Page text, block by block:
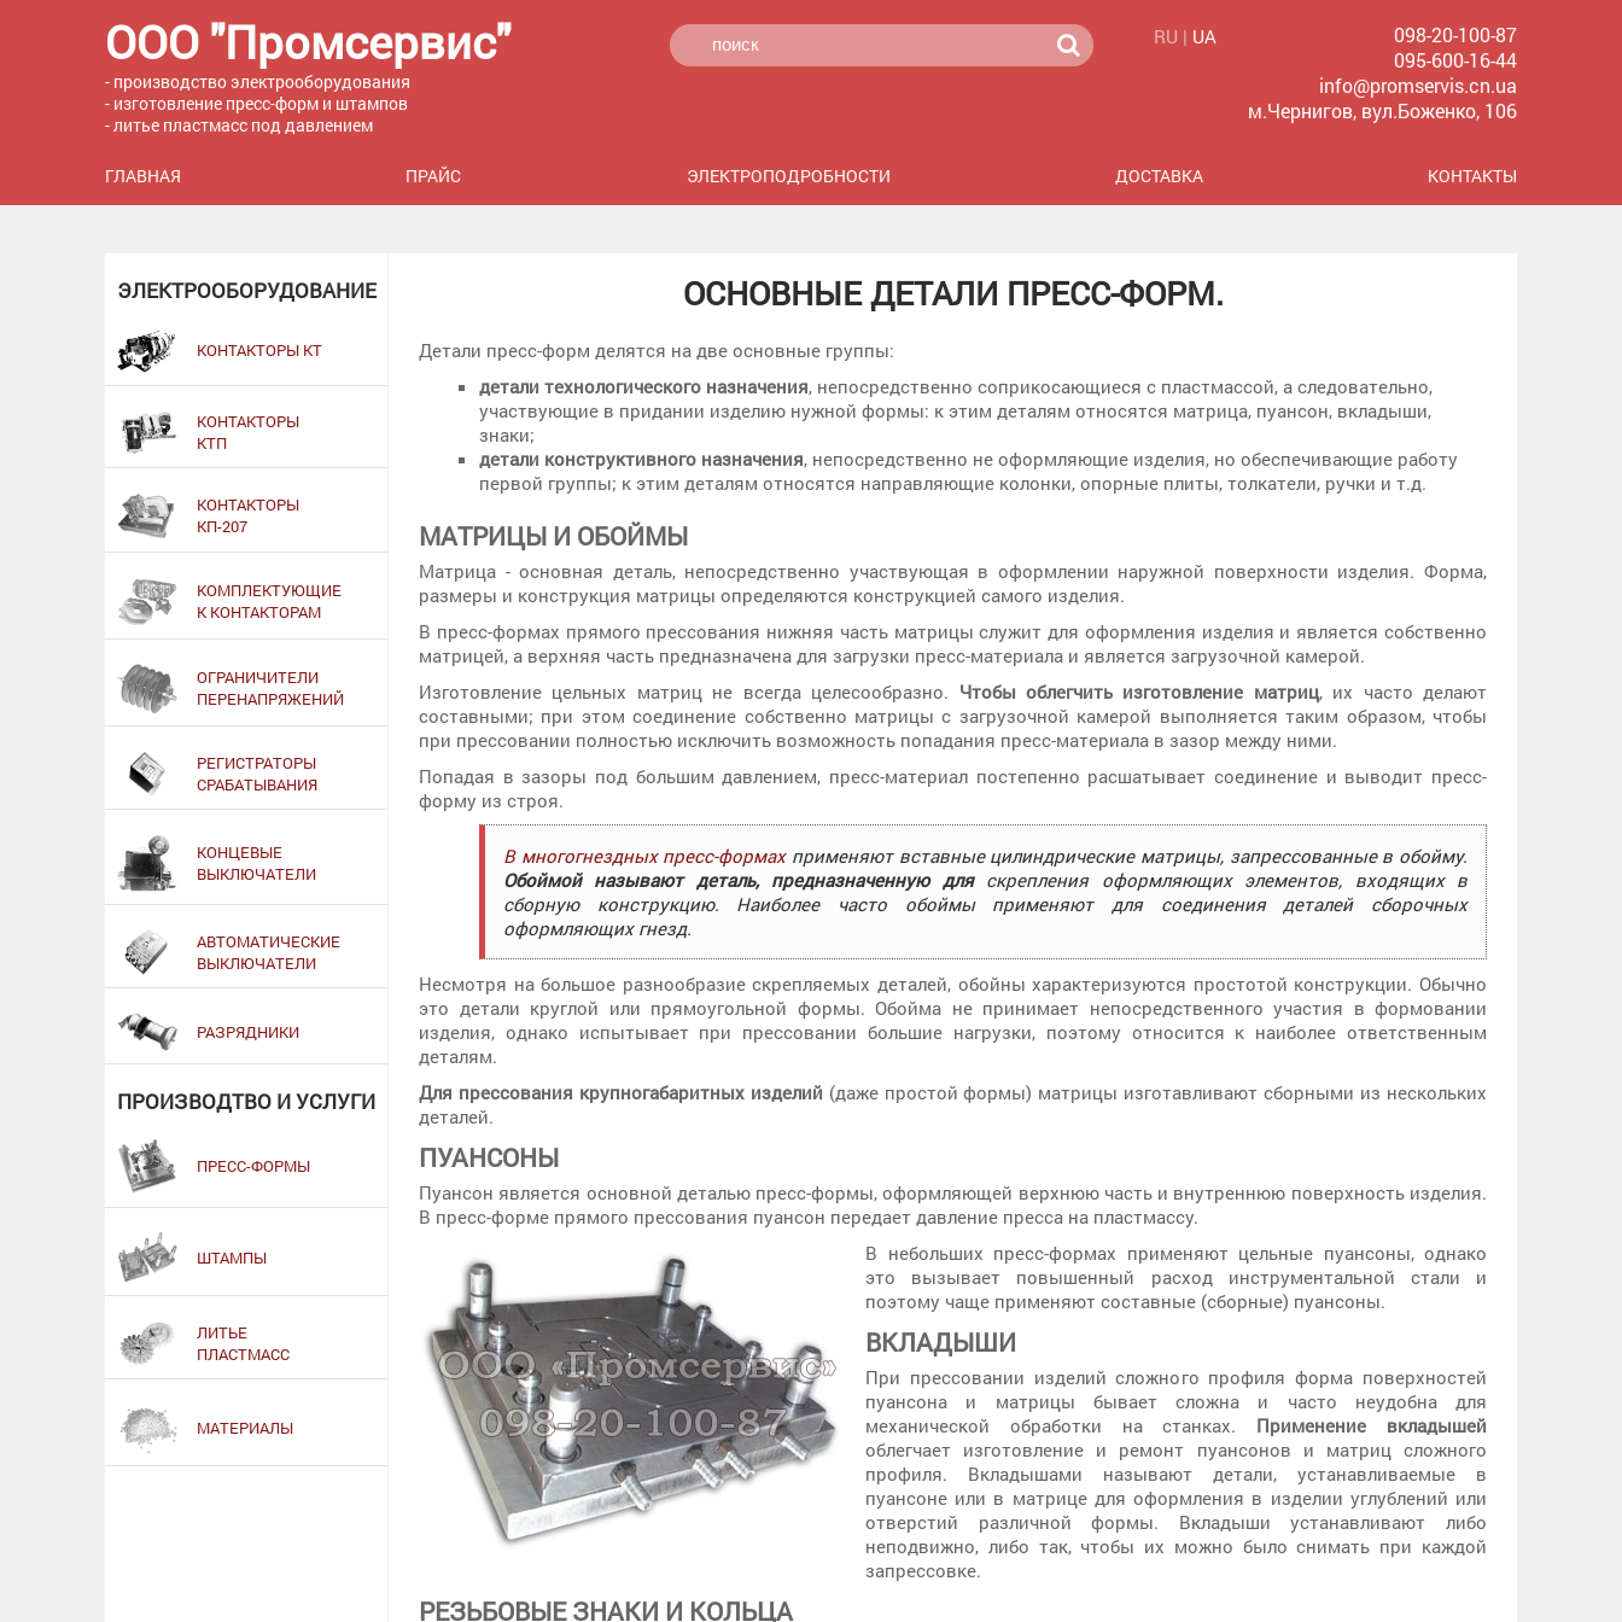
ООО "Промсервис"
- производство электрооборудования
- изготовление пресс-форм и штампов
- литье пластмасс под давлением
RU | UA
098-20-100-87
095-600-16-44
info@promservis.cn.ua
м.Чернигов, вул.Боженко, 106
ГЛАВНАЯ ПРАЙС ЭЛЕКТРОПОДРОБНОСТИ ДОСТАВКА КОНТАКТЫ
ЭЛЕКТРООБОРУДОВАНИЕ
КОНТАКТОРЫ КТ
КОНТАКТОРЫ
КТП
КОНТАКТОРЫ
КП-207
КОМПЛЕКТУЮЩИЕ
К КОНТАКТОРАМ
ОГРАНИЧИТЕЛИ
ПЕРЕНАПРЯЖЕНИЙ
РЕГИСТРАТОРЫ
СРАБАТЫВАНИЯ
КОНЦЕВЫЕ
ВЫКЛЮЧАТЕЛИ
АВТОМАТИЧЕСКИЕ
ВЫКЛЮЧАТЕЛИ
РАЗРЯДНИКИ
ПРОИЗВОДТВО И УСЛУГИ
ПРЕСС-ФОРМЫ
ШТАМПЫ
ЛИТЬЕ
ПЛАСТМАСС
МАТЕРИАЛЫ
ОСНОВНЫЕ ДЕТАЛИ ПРЕСС-ФОРМ.
Детали пресс-форм делятся на две основные группы:
детали технологического назначения, непосредственно соприкосающиеся с пластмассой, а следовательно,
участвующие в придании изделию нужной формы: к этим деталям относятся матрица, пуансон, вкладыши,
знаки;
детали конструктивного назначения, непосредственно не оформляющие изделия, но обеспечивающие работу
первой группы; к этим деталям относятся направляющие колонки, опорные плиты, толкатели, ручки и т.д.
МАТРИЦЫ И ОБОЙМЫ
Матрица - основная деталь, непосредственно участвующая в оформлении наружной поверхности изделия. Форма,
размеры и конструкция матрицы определяются конструкцией самого изделия.
В пресс-формах прямого прессования нижняя часть матрицы служит для оформления изделия и является собственно
матрицей, а верхняя часть предназначена для загрузки пресс-материала и является загрузочной камерой.
Изготовление цельных матриц не всегда целесообразно. Чтобы облегчить изготовление матриц, их часто делают
составными; при этом соединение собственно матрицы с загрузочной камерой выполняется таким образом, чтобы
при прессовании полностью исключить возможность попадания пресс-материала в зазор между ними.
Попадая в зазоры под большим давлением, пресс-материал постепенно расшатывает соединение и выводит пресс-
форму из строя.
В многогнездных пресс-формахприменяют вставные цилиндрические матрицы, запрессованные в обойму.
Обоймой называют деталь, предназначенную дляскрепления оформляющих элементов, входящих в
сборную конструкцию. Наиболее часто обоймы применяют для соединения деталей сборочных
оформляющих гнезд.
Несмотря на большое разнообразие скрепляемых деталей, обойны характеризуются простотой конструкции. Обычно
это детали круглой или прямоугольной формы. Обойма не принимает непосредственного участия в формовании
изделия, однако испытывает при прессовании большие нагрузки, поэтому относится к наиболее ответственным
деталям.
Для прессования крупногабаритных изделий (даже простой формы) матрицы изготавливают сборными из нескольких
деталей.
ПУАНСОНЫ
Пуансон является основной деталью пресс-формы, оформляющей верхнюю часть и внутреннюю поверхность изделия.
В пресс-форме прямого прессования пуансон передает давление пресса на пластмассу.
В небольших пресс-формах применяют цельные пуансоны, однако
это вызывает повышенный расход инструментальной стали и
поэтому чаще применяют составные (сборные) пуансоны.
ВКЛАДЫШИ
При прессовании изделий сложного профиля форма поверхностей
пуансона и матрицы бывает сложна и часто неудобна для
механической обработки на станках. Применение вкладышей
облегчает изготовление и ремонт пуансонов и матриц сложного
профиля. Вкладышами называют детали, устанавливаемые в
пуансоне или в матрице для оформления в изделии углублений или
отверстий различной формы. Вкладыши устанавливают либо
неподвижно, либо так, чтобы их можно было снимать при каждой
запрессовке.
РЕЗЬБОВЫЕ ЗНАКИ И КОЛЬЦА